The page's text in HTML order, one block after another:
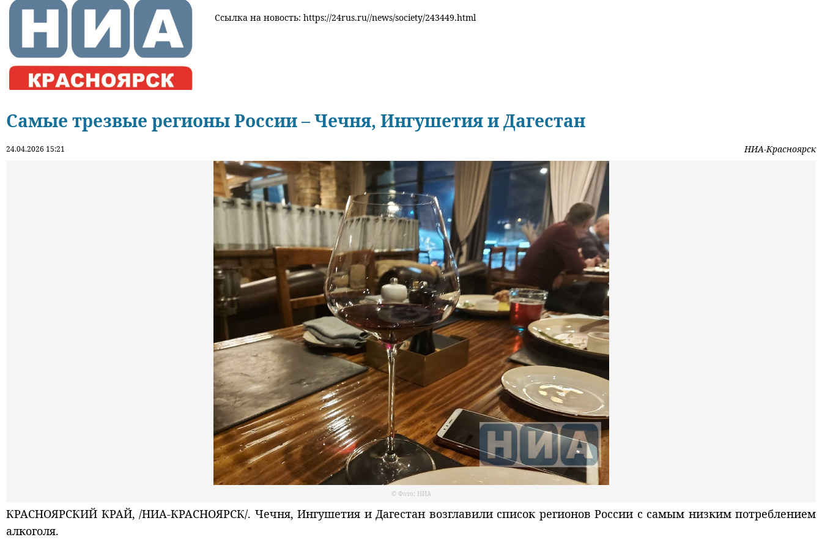
Ссылка на новость: https://24rus.ru//news/society/243449.html
Самые трезвые регионы России – Чечня, Ингушетия и Дагестан
24.04.2026 15:21 НИА-Красноярск
© Фото: НИА
КРАСНОЯРСКИЙ КРАЙ, /НИА-КРАСНОЯРСК/. Чечня, Ингушетия и Дагестан возглавили список регионов России с самым низким потреблением
алкоголя.